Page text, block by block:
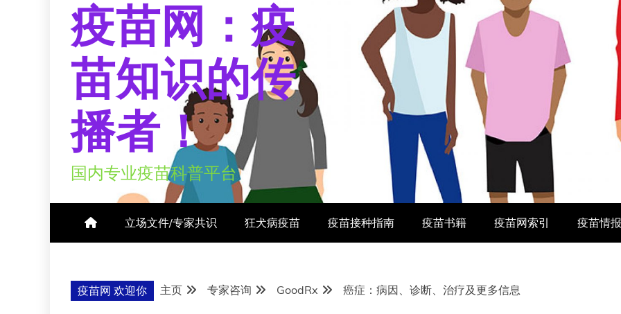
疫苗网：疫
苗知识的传
播者！
国内专业疫苗科普平台
立场文件/专家共识 狂犬病疫苗 疫苗接种指南 疫苗书籍 疫苗网索引 疫苗情
疫苗网 欢迎你 主页 专家咨询 GoodRx 癌症：病因、诊断、治疗及更多信息